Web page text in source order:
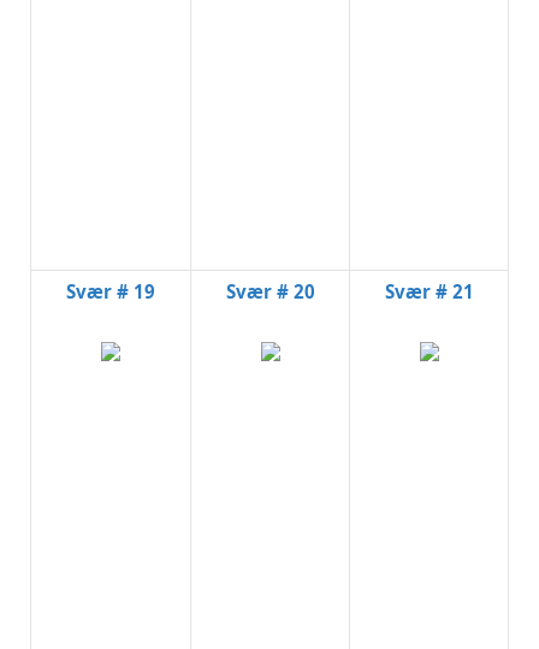
Svær # 19 Svær # 20 Svær # 21